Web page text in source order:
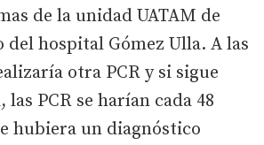
de la unidad UATAM de
hospital Gómez Ulla. A las
otra PCR y si sigue
PCR se harían cada 48
hubiera un diagnóstico